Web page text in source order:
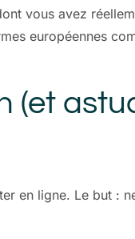
vous avez
européennes
(et
en ligne. Le but :